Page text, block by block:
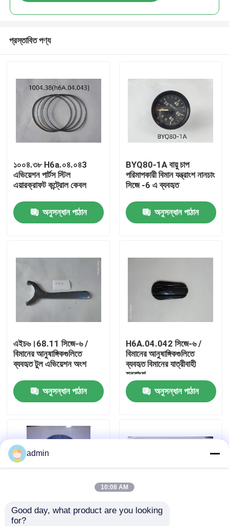
ভিডিও
কারখানা পরিদর্শন
গুণমান নিয়ন্ত্রণ
আমাদের সাথে যোগাযোগ
খবর
এভিয়েশন পার্টস
প্রস্তাবিত পণ্য
১০০৪.৩৮ H6a.০৪.০৪3
এভিয়েশন পার্টস স্টিল
এয়ারক্রাফট কন্ট্রোল কেবল
অনুসন্ধান পাঠান
BYQ80-1A বায়ু চাপ
পরিমাপকারী বিমান যন্ত্রাংশ নানচাং
সিজে -6 এ ব্যবহৃত
অনুসন্ধান পাঠান
এইচ৬।68.11 সিজে-৬ /
বিমানের আনুষাঙ্গিকগুলিতে
ব্যবহৃত টুল এভিয়েশন অংশ
অনুসন্ধান পাঠান
H6A.04.042 সিজে-৬ /
বিমানের আনুষাঙ্গিকগুলিতে
ব্যবহৃত বিমানের যাত্রীবাহী
যন্ত্রাংশ
অনুসন্ধান পাঠান
BDP-2B হরাইজন ইন্ডিকেটর
admin
10:08 AM
Good day, what product are you looking
for?